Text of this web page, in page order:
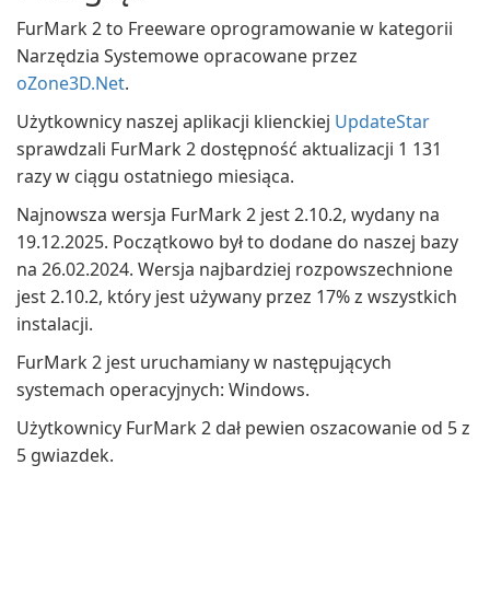
FurMark 2 to Freeware oprogramowanie w kategorii
Narzędzia Systemowe opracowane przez
oZone3D.Net.
Użytkownicy naszej aplikacji klienckiej UpdateStar
sprawdzali FurMark 2 dostępność aktualizacji 1 131
razy w ciągu ostatniego miesiąca.
Najnowsza wersja FurMark 2 jest 2.10.2, wydany na
19.12.2025. Początkowo był to dodane do naszej bazy
na 26.02.2024. Wersja najbardziej rozpowszechnione
jest 2.10.2, który jest używany przez 17% z wszystkich
instalacji.
FurMark 2 jest uruchamiany w następujących
systemach operacyjnych: Windows.
Użytkownicy FurMark 2 dał pewien oszacowanie od 5 z
5 gwiazdek.